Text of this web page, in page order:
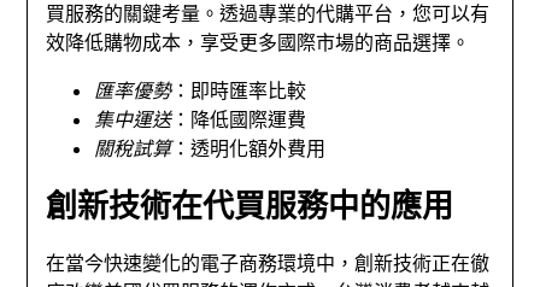
買服務的關鍵考量。透過專業的代購平台，您可以有
效降低購物成本，享受更多國際市場的商品選擇。
匯率優勢：即時匯率比較
集中運送：降低國際運費
關稅試算：透明化額外費用
創新技術在代買服務中的應用
在當今快速變化的電子商務環境中，創新技術正在徹